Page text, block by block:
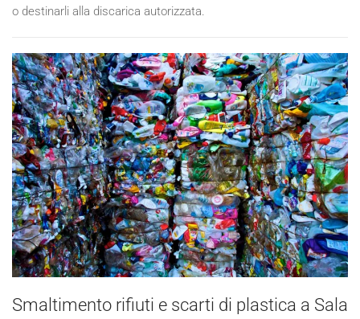
o destinarli alla discarica autorizzata.
Smaltimento rifiuti e scarti di plastica a Sala